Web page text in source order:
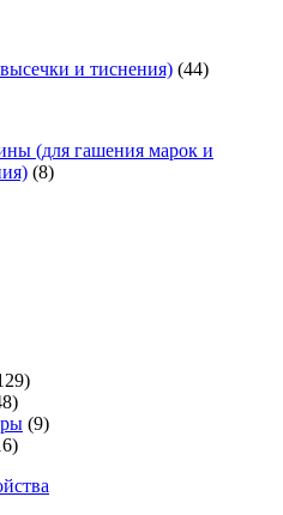
и тиснения) (44)
(для гашения марок и
(8)
(9)